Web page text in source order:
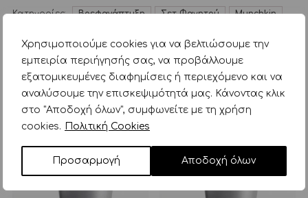
Χρησιμοποιούμε cookies για να βελτιώσουμε την
εμπειρία περιήγησής σας, να προβάλλουμε
εξατομικευμένες διαφημίσεις ή περιεχόμενο και να
αναλύσουμε την επισκεψιμότητά μας. Κάνοντας κλικ
στο "Αποδοχή όλων", συμφωνείτε με τη χρήση
cookies. Πολιτική Cookies
Προσαρμογή Αποδοχή όλων
Κατηγορίες: Βρεφανάπτυξη Σετ Φαγητού Munchkin
ΣΧΕΤΙΚΑ ΠΡΟΪΟΝΤΑ